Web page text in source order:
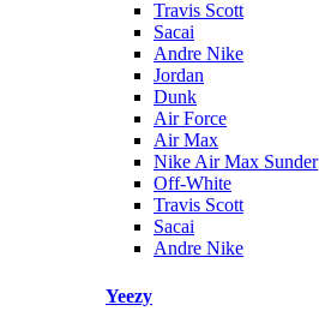
Travis Scott
Sacai
Andre Nike
Jordan
Dunk
Air Force
Air Max
Nike Air Max Sunder
Off-White
Travis Scott
Sacai
Andre Nike
Yeezy